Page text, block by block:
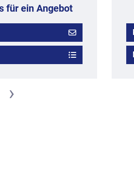
für ein Angebot
›